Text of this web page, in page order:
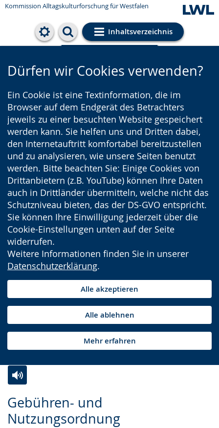
Kommission Alltagskulturforschung für Westfalen
Inhaltsverzeichnis
Cookie-Einstellungen
Dürfen wir Cookies verwenden?
Ein Cookie ist eine Textinformation, die im
Browser auf dem Endgerät des Betrachters
jeweils zu einer besuchten Website gespeichert
werden kann. Sie helfen uns und Dritten dabei,
den Internetauftritt komfortabel bereitzustellen
und zu analysieren, wie unsere Seiten benutzt
werden. Bitte beachten Sie: Einige Cookies von
Drittanbietern (z.B. YouTube) können Ihre Daten
auch in Drittländer übermitteln, welche nicht das
Schutzniveau bieten, das der DS-GVO entspricht.
Sie können Ihre Einwilligung jederzeit über die
Cookie-Einstellungen unten auf der Seite
widerrufen.
Weitere Informationen finden Sie in unserer
Datenschutzerklärung.
Alle akzeptieren
Alle ablehnen
Mehr erfahren
Gebühren- und
Nutzungsordnung
Leichten
Sprache
Audio-
Unterstützung.
Video
in